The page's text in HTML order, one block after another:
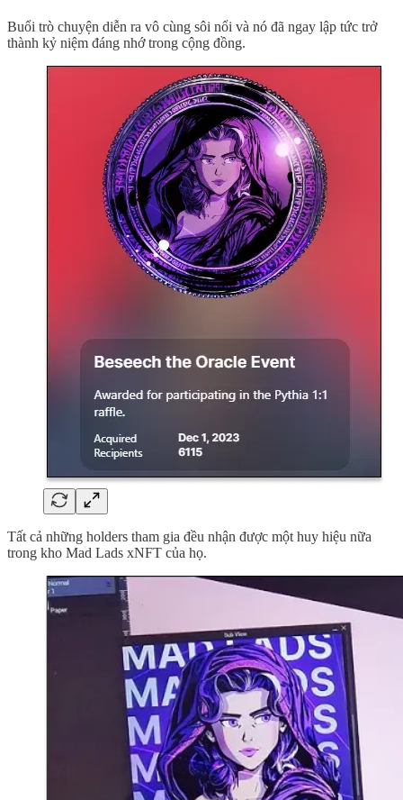
Buổi trò chuyện diễn ra vô cùng sôi nổi và nó đã ngay lập tức trở
thành kỷ niệm đáng nhớ trong cộng đồng.
Tất cả những holders tham gia đều nhận được một huy hiệu nữa
trong kho Mad Lads xNFT của họ.